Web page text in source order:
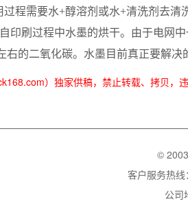
程需要水+醇溶剂或水+清洗剂去清
印刷过程中水墨的烘干。由于电网
右的二氧化碳。水墨目前真正要解
）独家供稿，禁止转载、拷贝，
©
客户服务热
公司